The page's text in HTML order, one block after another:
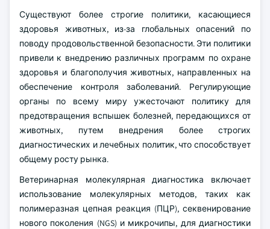
Существуют более строгие политики, касающиеся
здоровья животных, из-за глобальных опасений по
поводу продовольственной безопасности. Эти политики
привели к внедрению различных программ по охране
здоровья и благополучия животных, направленных на
обеспечение контроля заболеваний. Регулирующие
органы по всему миру ужесточают политику для
предотвращения вспышек болезней, передающихся от
животных, путем внедрения более строгих
диагностических и лечебных политик, что способствует
общему росту рынка.
Ветеринарная молекулярная диагностика включает
использование молекулярных методов, таких как
полимеразная цепная реакция (ПЦР), секвенирование
нового поколения (NGS) и микрочипы, для диагностики